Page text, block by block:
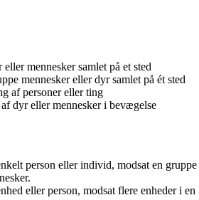
mennesker samlet på et sted
mennesker eller dyr samlet på ét sted
af personer eller ting
dyr eller mennesker i bevægelse
person eller individ, modsat en gruppe
eller person, modsat flere enheder i en